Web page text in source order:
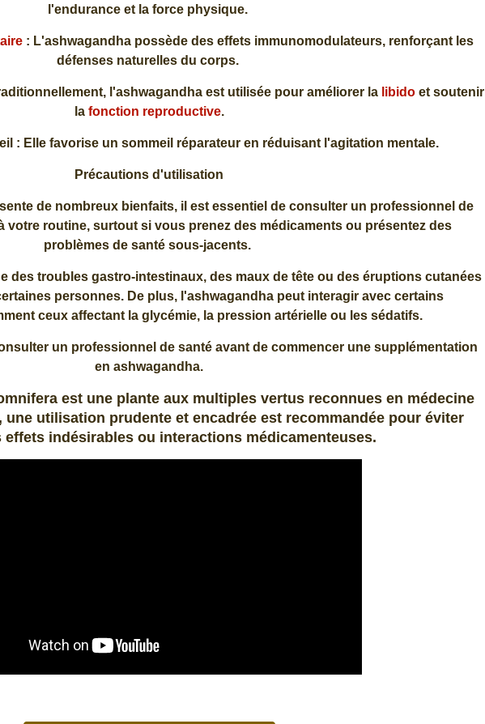
l'endurance et la force physique.
: L'ashwagandha possède des effets immunomodulateurs, renforçant les
défenses naturelles du corps.
l'ashwagandha est utilisée pour améliorer la libidoet soutenir
la fonction reproductive.
: Elle favorise un sommeil réparateur en réduisant l'agitation mentale.
Précautions d'utilisation
de nombreux bienfaits, il est essentiel de consulter un professionnel de
votre routine, surtout si vous prenez des médicaments ou présentez des
problèmes de santé sous-jacents.
des troubles gastro-intestinaux, des maux de tête ou des éruptions cutanées
personnes. De plus, l'ashwagandha peut interagir avec certains
ceux affectant la glycémie, la pression artérielle ou les sédatifs.
un professionnel de santé avant de commencer une supplémentation
en ashwagandha.
est une plante aux multiples vertus reconnues en médecine
utilisation prudente et encadrée est recommandée pour éviter
effets indésirables ou interactions médicamenteuses.